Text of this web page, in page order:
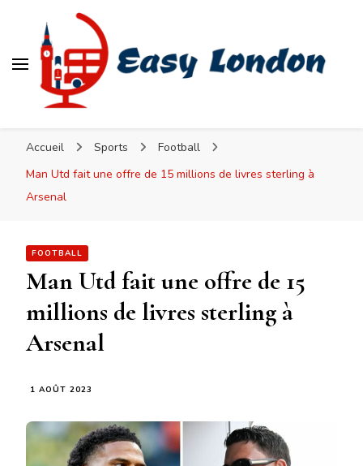
Accueil Sports
Football
Man Utd fait une offre de 15 millions de livres sterling à
Arsenal
FOOTBALL
Man Utd fait une offre de 15
millions de livres sterling à
Arsenal
1 AOÛT 2023